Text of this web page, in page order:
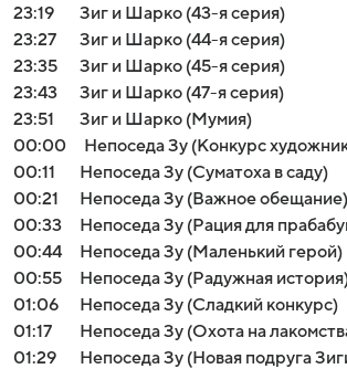
23:19
Зиг и Шарко (43-я серия)
23:27
Зиг и Шарко (44-я серия)
23:35
Зиг и Шарко (45-я серия)
23:43
Зиг и Шарко (47-я серия)
23:51
Зиг и Шарко (Мумия)
00:00
Непоседа Зу (Конкурс
00:11
Непоседа Зу (Суматоха в саду)
00:21
Непоседа Зу (Важное обещание)
00:33
Непоседа Зу (Рация для
00:44
Непоседа Зу (Маленький герой)
00:55
Непоседа Зу (Радужная
01:06
Непоседа Зу (Сладкий конкурс)
01:17
Непоседа Зу (Охота на
01:29
Непоседа Зу (Новая подруга